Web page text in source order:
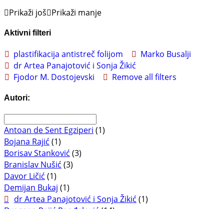
Prikaži još Prikaži manje
Aktivni filteri
plastifikacija antistreč folijom
Marko Busalji
dr Artea Panajotović i Sonja Žikić
Fjodor M. Dostojevski
Remove all filters
Autori:
Antoan de Sent Egziperi (1)
Bojana Rajić (1)
Borisav Stanković (3)
Branislav Nušić (3)
Davor Ličić (1)
Demijan Bukaj (1)
dr Artea Panajotović i Sonja Žikić (1)